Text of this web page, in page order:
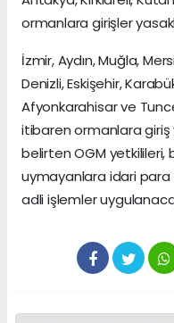
ormanlara girişler
İzmir, Aydın, Muğla,
Denizli, Eskişehir,
Afyonkarahisar ve
itibaren ormanlara giriş
belirten OGM
uymayanlara idari para
adli işlemler